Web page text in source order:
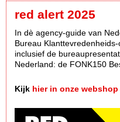
red alert 2025
In dè agency-guide van
Bureau
inclusief de
Nederland: de FONK150
Kijk hier in onze webshop